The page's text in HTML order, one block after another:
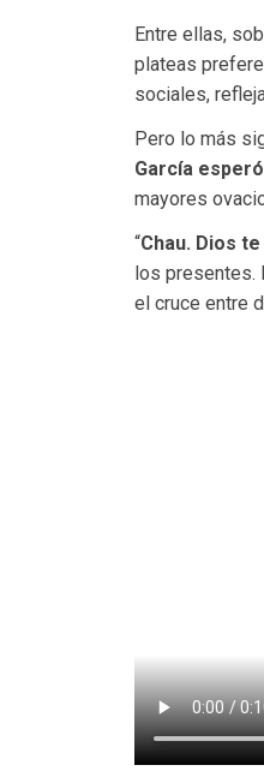
Entre ellas,
plateas
sociales,
Pero lo más
García
mayores
“Chau. Dios
los presentes.
el cruce entre